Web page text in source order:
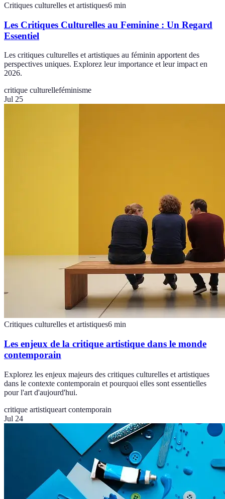
Critiques culturelles et artistiques6 min
Les Critiques Culturelles au Feminine : Un Regard
Essentiel
Les critiques culturelles et artistiques au féminin apportent des
perspectives uniques. Explorez leur importance et leur impact en
2026.
critique culturelleféminisme
Jul 25
Critiques culturelles et artistiques6 min
Les enjeux de la critique artistique dans le monde
contemporain
Explorez les enjeux majeurs des critiques culturelles et artistiques
dans le contexte contemporain et pourquoi elles sont essentielles
pour l'art d'aujourd'hui.
critique artistiqueart contemporain
Jul 24